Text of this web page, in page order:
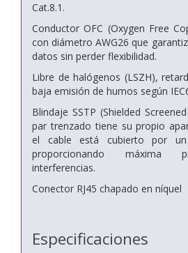
Cat.8.1.
Conductor OFC (Oxygen Free
con diámetro AWG26 que
datos sin perder flexibilidad.
Libre de halógenos (LSZH),
baja emisión de humos según
Blindaje SSTP (Shielded
par trenzado tiene su propio
el cable está cubierto por un
proporcionando máxima
interferencias.
Conector RJ45 chapado en níquel
Especificaciones